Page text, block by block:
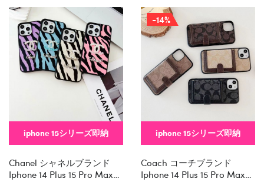
Pro/15 Pro Max Xs/8/7 Plus
カバー ストラップ付 カード
入れiphone14/13 Pro Max ス
マホケース コピー
Pro/15 Pro Max Xs/8/7 Plus
カバー ストラップ付 カード
入れ韓国風セレブ愛用
Iphone 15 アイフォン 15 14
13pro Maxケース ジャケッ
トスマホケース コピー
iphone 15シリーズ即納
Chanel シャネルブランド
Iphone 14 Plus 15 Pro Maxケ
-14%
iphone 15シリーズ即納
Coach コーチブランド
Iphone 14 Plus 15 Pro Maxケ